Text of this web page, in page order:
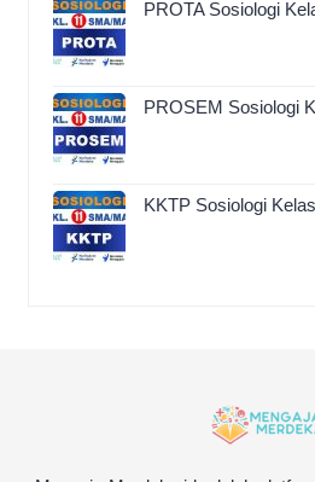
PROTA Sosiologi
PROSEM Sosiologi
KKTP Sosiologi